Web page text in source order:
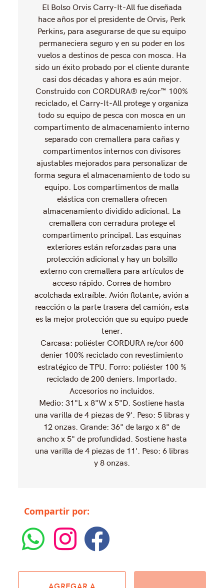
El Bolso Orvis Carry-It-All fue diseñada
hace años por el presidente de Orvis, Perk
Perkins, para asegurarse de que su equipo
permaneciera seguro y en su poder en los
vuelos a destinos de pesca con mosca. Ha
sido un éxito probado por el cliente durante
casi dos décadas y ahora es aún mejor.
Construido con CORDURA® re/cor™ 100%
reciclado, el Carry-It-All protege y organiza
todo su equipo de pesca con mosca en un
compartimento de almacenamiento interno
separado con cremallera para cañas y
compartimentos internos con divisores
ajustables mejorados para personalizar de
forma segura el almacenamiento de todo su
equipo. Los compartimentos de malla
elástica con cremallera ofrecen
almacenamiento dividido adicional. La
cremallera con cerradura protege el
compartimento principal. Las esquinas
exteriores están reforzadas para una
protección adicional y hay un bolsillo
externo con cremallera para artículos de
acceso rápido. Correa de hombro
acolchada extraíble. Avión flotante, avión a
reacción o la parte trasera del camión, esta
es la mejor protección que su equipo puede
tener.
Carcasa: poliéster CORDURA re/cor 600
denier 100% reciclado con revestimiento
estratégico de TPU. Forro: poliéster 100 %
reciclado de 200 deniers. Importado.
Accesorios no incluidos.
Medio: 31"L x 8"W x 5"D. Sostiene hasta
una varilla de 4 piezas de 9'. Peso: 5 libras y
12 onzas. Grande: 36" de largo x 8" de
ancho x 5" de profundidad. Sostiene hasta
una varilla de 4 piezas de 11'. Peso: 6 libras
y 8 onzas.
No hay productos relacionados
Compartir por:
AGREGAR A